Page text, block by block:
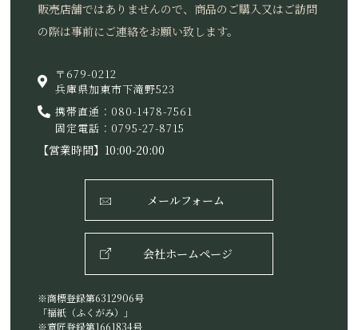
販売店舗ではありませんので、商品のご購入又はご訪問
の際は事前にご連絡をお願い致します。
〒679-0212
兵庫県加東市下滝野523
携帯直通：080-1478-7561
固定電話：0795-27-8715
【営業時間】10:00-20:00
メールフォーム
会社ホームページ
※商標登録第6312906号
「福紙（ふくがみ）」
※意匠登録第1661834号